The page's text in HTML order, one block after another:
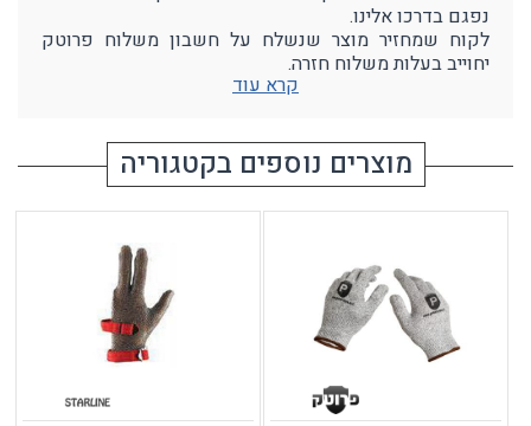
נפגם בדרכו אלינו.
לקוח שמחזיר מוצר שנשלח על חשבון משלוח פרוטק
יחוייב בעלות משלוח חזרה.
קרא עוד
מוצרים נוספים בקטגוריה